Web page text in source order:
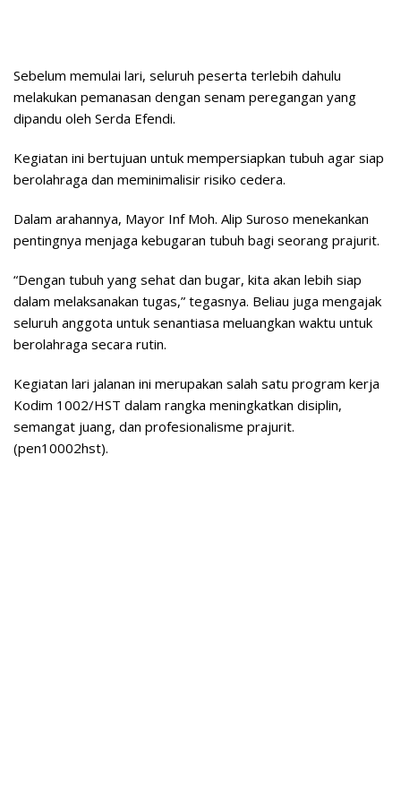
Sebelum memulai lari, seluruh peserta terlebih dahulu
melakukan pemanasan dengan senam peregangan yang
dipandu oleh Serda Efendi.
Kegiatan ini bertujuan untuk mempersiapkan tubuh agar siap
berolahraga dan meminimalisir risiko cedera.
Dalam arahannya, Mayor Inf Moh. Alip Suroso menekankan
pentingnya menjaga kebugaran tubuh bagi seorang prajurit.
“Dengan tubuh yang sehat dan bugar, kita akan lebih siap
dalam melaksanakan tugas,” tegasnya. Beliau juga mengajak
seluruh anggota untuk senantiasa meluangkan waktu untuk
berolahraga secara rutin.
Kegiatan lari jalanan ini merupakan salah satu program kerja
Kodim 1002/HST dalam rangka meningkatkan disiplin,
semangat juang, dan profesionalisme prajurit.
(pen10002hst).